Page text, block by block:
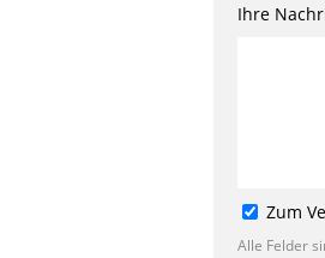
Ihre
Zum
Alle Felder